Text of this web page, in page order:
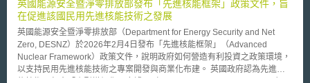
英國能源安全暨淨零排放部發布「先進核能框架」政策文件，旨
在促進該國民用先進核能技術之發展
英國能源安全暨淨零排放部（Department for Energy Security and Net
Zero, DESNZ）於2026年2月4日發布「先進核能框架」（Advanced
Nuclear Framework）政策文件，說明政府如何營造有利投資之政策環境，
以支持民用先進核能技術之專案開發與商業化布建。 英國政府認為先進核